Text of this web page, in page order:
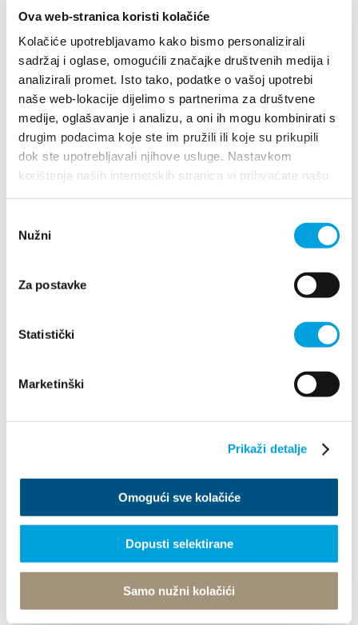
Ova web-stranica koristi kolačiće
Kolačiće upotrebljavamo kako bismo personalizirali
sadržaj i oglase, omogućili značajke društvenih medija i
analizirali promet. Isto tako, podatke o vašoj upotrebi
naše web-lokacije dijelimo s partnerima za društvene
medije, oglašavanje i analizu, a oni ih mogu kombinirati s
drugim podacima koje ste im pružili ili koje su prikupili
dok ste upotrebljavali njihove usluge. Nastavkom
korištenja naših internetskih stranica vi prihvaćate našu
pristanka
Nužni
Za postavke
Statistički
Marketinški
Prikaži detalje
Omogući sve kolačiće
Dopusti selektirane
Samo nužni kolačići
Zračna luka Split
203 598
Lučka kapetanija, ispostava Kaštela
223 441
Jadrolinija
338 333
362 997